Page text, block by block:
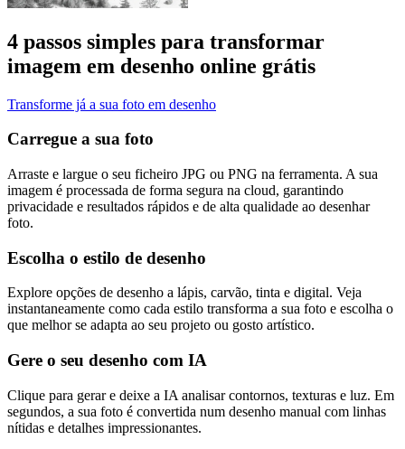
4 passos simples para transformar
imagem em desenho online grátis
Transforme já a sua foto em desenho
Carregue a sua foto
Arraste e largue o seu ficheiro JPG ou PNG na ferramenta. A sua
imagem é processada de forma segura na cloud, garantindo
privacidade e resultados rápidos e de alta qualidade ao desenhar
foto.
Escolha o estilo de desenho
Explore opções de desenho a lápis, carvão, tinta e digital. Veja
instantaneamente como cada estilo transforma a sua foto e escolha o
que melhor se adapta ao seu projeto ou gosto artístico.
Gere o seu desenho com IA
Clique para gerar e deixe a IA analisar contornos, texturas e luz. Em
segundos, a sua foto é convertida num desenho manual com linhas
nítidas e detalhes impressionantes.